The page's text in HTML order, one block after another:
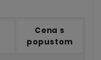
Cena s
popustom